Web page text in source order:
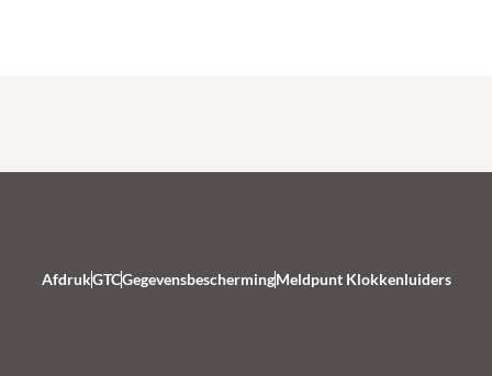
AfdrukGTCGegevensbeschermingMeldpunt Klokkenluiders